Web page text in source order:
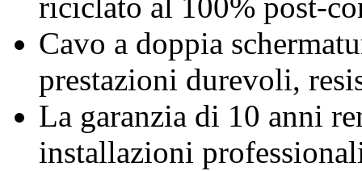
riciclato al 100% post-
Cavo a doppia
prestazioni durevoli,
La garanzia di 10 anni
installazioni